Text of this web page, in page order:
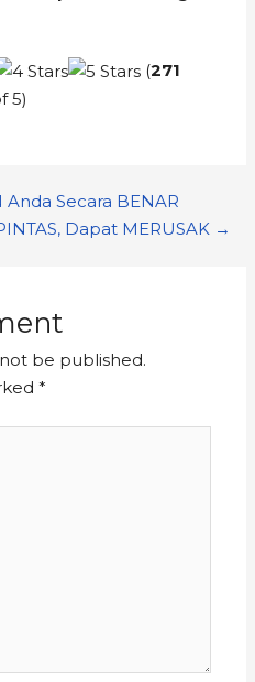
(271
5)
Secara BENAR
Dapat MERUSAK →
be published.
*